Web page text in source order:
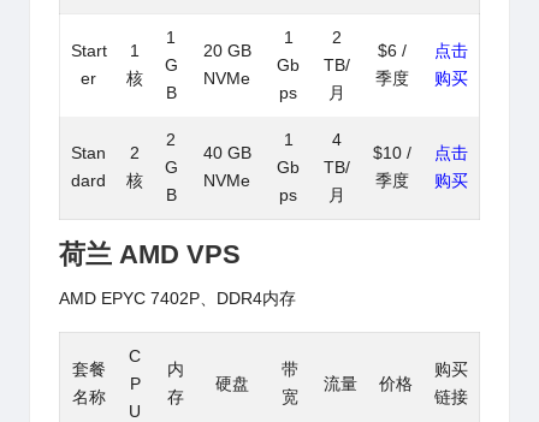
Start
er
1
核
1
G
B
20 GB
NVMe
1
Gb
ps
2
TB/
月
$6 /
季度
点击
购买
Stan
dard
2
核
2
G
B
40 GB
NVMe
1
Gb
ps
4
TB/
月
$10 /
季度
点击
购买
荷兰 AMD VPS
AMD EPYC 7402P、DDR4内存
套餐
名称
C
P
U
内
存
硬盘
带
宽
流量 价格
购买
链接